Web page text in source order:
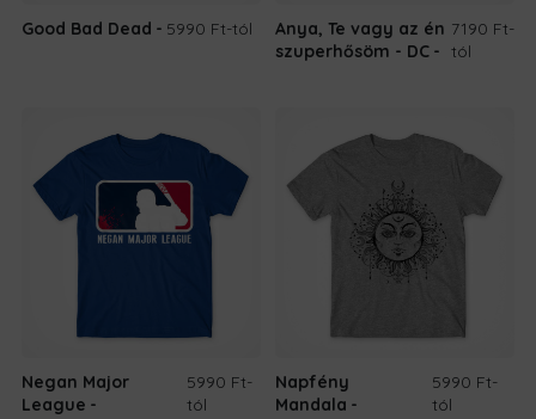
Good Bad Dead 5990 Ft-tól
Anya, Te vagy az én
szuperhősöm - DC
7190 Ft-
tól
Negan Major
League
5990 Ft-
tól
Napfény
Mandala
5990 Ft-
tól